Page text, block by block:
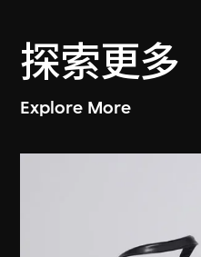
探索更多
Explore More